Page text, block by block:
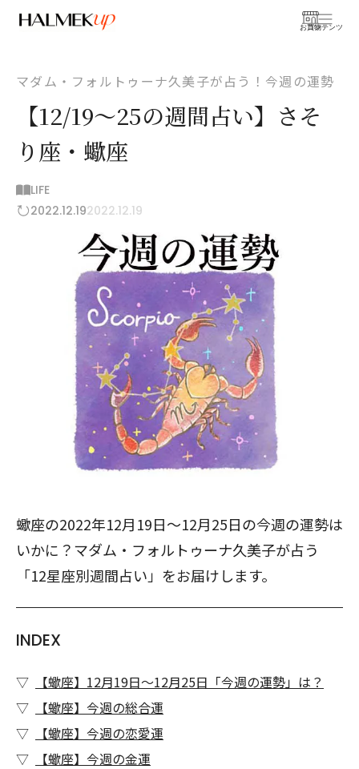
お買物
コンテンツ
マダム・フォルトゥーナ久美子が占う！今週の運勢
【12/19～25の週間占い】さそ
り座・蠍座
LIFE
2022.12.192022.12.19
蠍座の2022年12月19日～12月25日の今週の運勢は
いかに？マダム・フォルトゥーナ久美子が占う
「12星座別週間占い」をお届けします。
INDEX
【蠍座】12月19日～12月25日「今週の運勢」は？
【蠍座】今週の総合運
【蠍座】今週の恋愛運
【蠍座】今週の金運